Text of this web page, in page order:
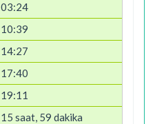
03:24
10:39
14:27
17:40
19:11
15 saat, 59 dakika